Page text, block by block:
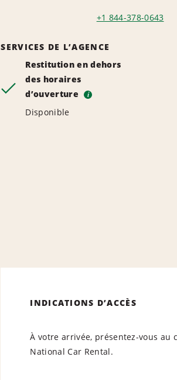
+1 844-378-0643
SERVICES DE L’AGENCE
Restitution en dehors
des horaires
d’ouverture
i
Disponible
INDICATIONS D’ACCÈS
À votre arrivée, présentez-vous au
National Car Rental.